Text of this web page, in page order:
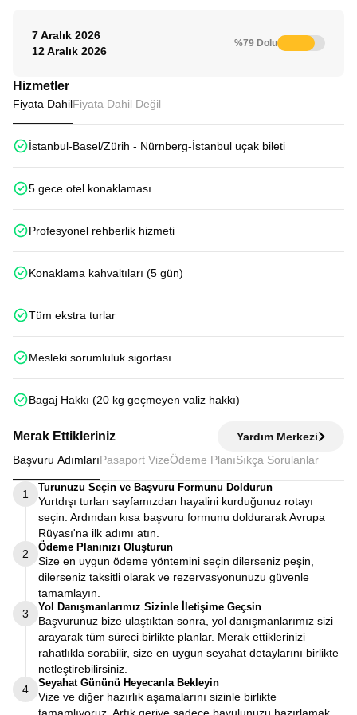
7 Aralık 2026
12 Aralık 2026
%79 Dolu
Hizmetler
Fiyata DahilFiyata Dahil Değil
İstanbul-Basel/Zürih - Nürnberg-İstanbul uçak bileti
5 gece otel konaklaması
Profesyonel rehberlik hizmeti
Konaklama kahvaltıları (5 gün)
Tüm ekstra turlar
Mesleki sorumluluk sigortası
Bagaj Hakkı (20 kg geçmeyen valiz hakkı)
Merak Ettikleriniz
Yardım Merkezi
Başvuru AdımlarıPasaport VizeÖdeme Planı Sıkça Sorulanlar
1
Turunuzu Seçin ve Başvuru Formunu Doldurun
Yurtdışı turları sayfamızdan hayalini kurduğunuz rotayı
seçin. Ardından kısa başvuru formunu doldurarak Avrupa
Rüyası'na ilk adımı atın.
2
Ödeme Planınızı Oluşturun
Size en uygun ödeme yöntemini seçin dilerseniz peşin,
dilerseniz taksitli olarak ve rezervasyonunuzu güvenle
tamamlayın.
3
Yol Danışmanlarımız Sizinle İletişime Geçsin
Başvurunuz bize ulaştıktan sonra, yol danışmanlarımız sizi
arayarak tüm süreci birlikte planlar. Merak ettiklerinizi
rahatlıkla sorabilir, size en uygun seyahat detaylarını birlikte
netleştirebilirsiniz.
4
Seyahat Gününü Heyecanla Bekleyin
Vize ve diğer hazırlık aşamalarını sizinle birlikte